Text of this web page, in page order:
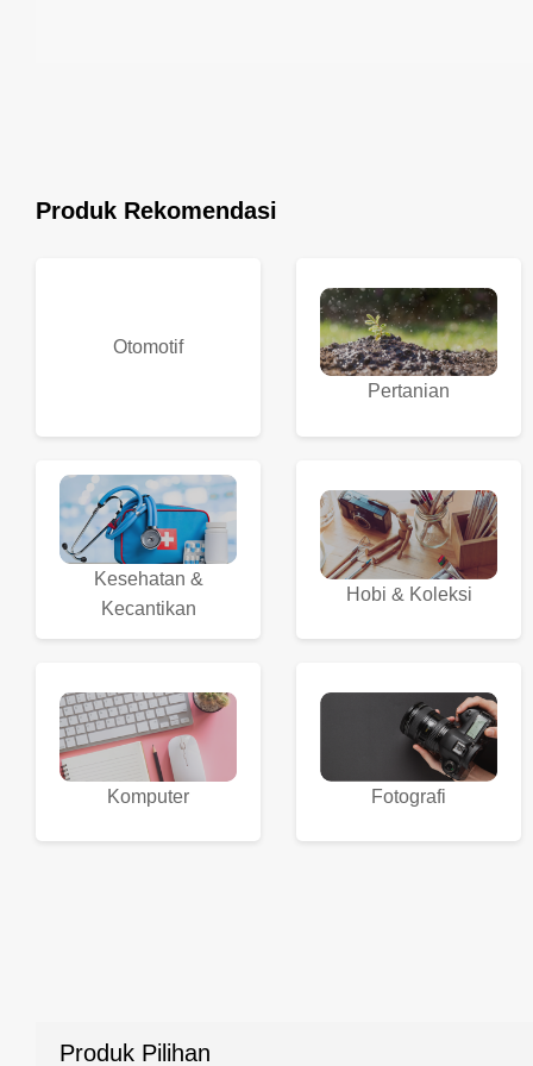
Produk Rekomendasi
Otomotif
Pertanian
Kesehatan &
Kecantikan
Hobi & Koleksi
Komputer Fotografi
Produk Pilihan